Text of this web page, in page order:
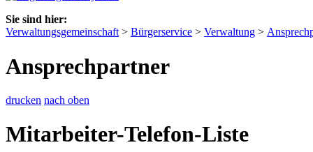
Sie sind hier:
Verwaltungsgemeinschaft > Bürgerservice > Verwaltung >
Ansprechpartner
drucken nach oben
Mitarbeiter-Telefon-Liste